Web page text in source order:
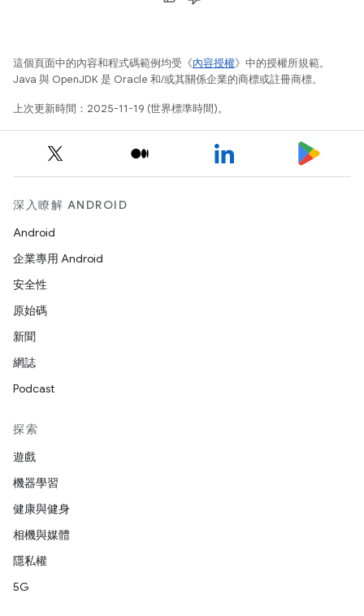
這個頁面中的內容和程式碼範例均受《內容授權》中的授權所規範。
Java 與 OpenJDK 是 Oracle 和/或其關係企業的商標或註冊商標。
上次更新時間：2025-11-19 (世界標準時間)。
深入瞭解 ANDROID
Android
企業專用 Android
安全性
原始碼
新聞
網誌
Podcast
探索
遊戲
機器學習
健康與健身
相機與媒體
隱私權
5G